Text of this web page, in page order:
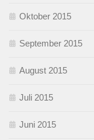
Oktober 2015
September 2015
August 2015
Juli 2015
Juni 2015